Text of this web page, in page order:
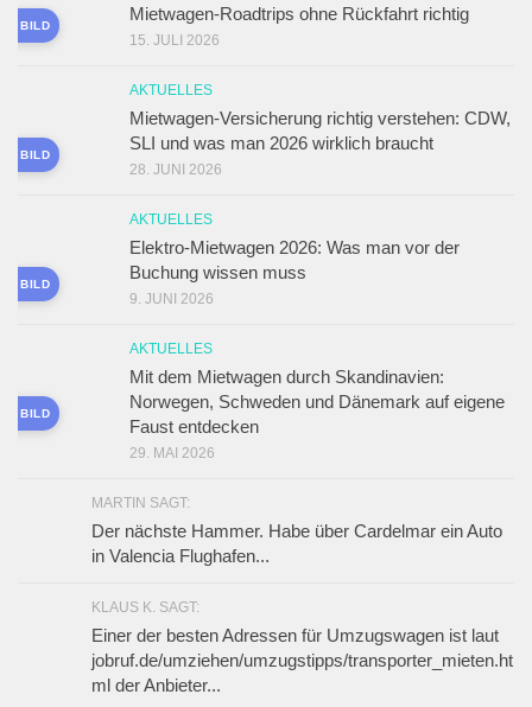
BILD
Mietwagen-Roadtrips ohne Rückfahrt richtig
15. JULI 2026
BILD
AKTUELLES
Mietwagen-Versicherung richtig verstehen: CDW,
SLI und was man 2026 wirklich braucht
28. JUNI 2026
BILD
AKTUELLES
Elektro-Mietwagen 2026: Was man vor der
Buchung wissen muss
9. JUNI 2026
BILD
AKTUELLES
Mit dem Mietwagen durch Skandinavien:
Norwegen, Schweden und Dänemark auf eigene
Faust entdecken
29. MAI 2026
MARTIN SAGT:
Der nächste Hammer. Habe über Cardelmar ein Auto
in Valencia Flughafen...
KLAUS K. SAGT:
Einer der besten Adressen für Umzugswagen ist laut
jobruf.de/umziehen/umzugstipps/transporter_mieten.ht
ml der Anbieter...